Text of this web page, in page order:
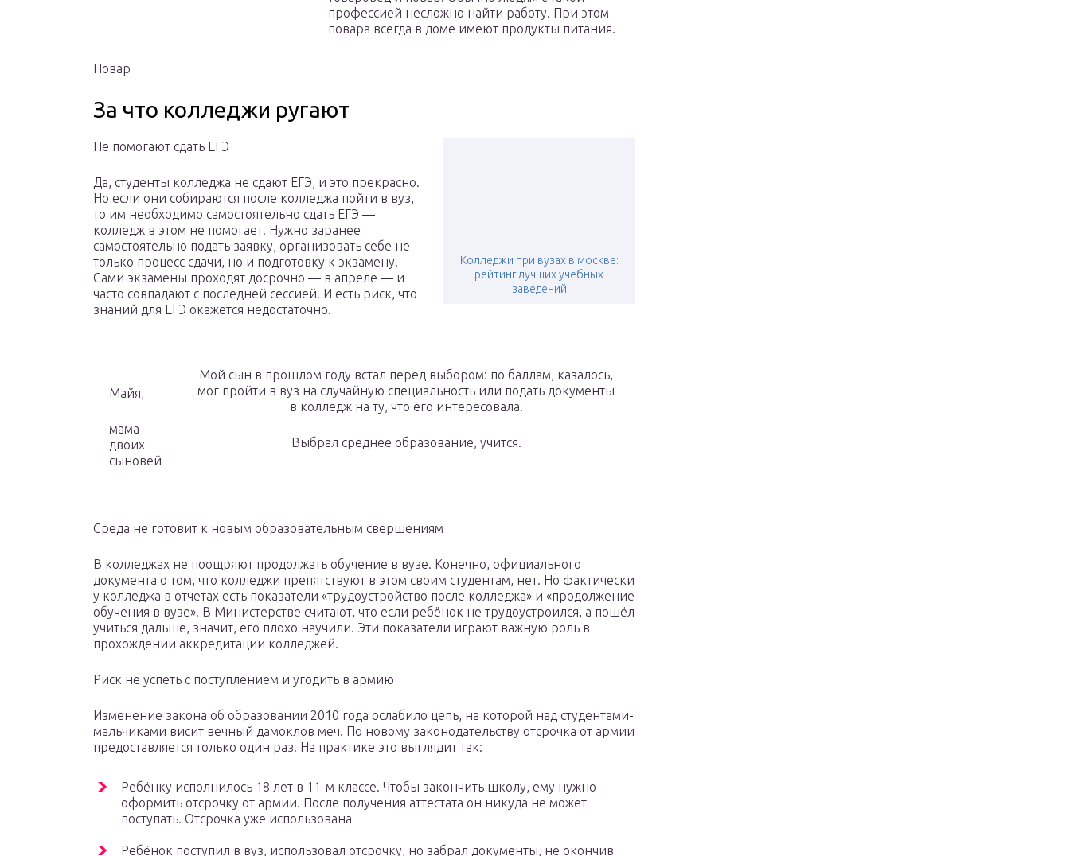
профессией несложно найти работу. При этом
повара всегда в доме имеют продукты питания.
Повар
За что колледжи ругают
Колледжи при вузах в москве:
рейтинг лучших учебных
заведений
Не помогают сдать ЕГЭ
Да, студенты колледжа не сдают ЕГЭ, и это прекрасно.
Но если они собираются после колледжа пойти в вуз,
то им необходимо самостоятельно сдать ЕГЭ —
колледж в этом не помогает. Нужно заранее
самостоятельно подать заявку, организовать себе не
только процесс сдачи, но и подготовку к экзамену.
Сами экзамены проходят досрочно — в апреле — и
часто совпадают с последней сессией. И есть риск, что
знаний для ЕГЭ окажется недостаточно.
Майя,
мама
двоих
сыновей
Мой сын в прошлом году встал перед выбором: по баллам, казалось,
мог пройти в вуз на случайную специальность или подать документы
в колледж на ту, что его интересовала.
Выбрал среднее образование, учится.
Среда не готовит к новым образовательным свершениям
В колледжах не поощряют продолжать обучение в вузе. Конечно, официального
документа о том, что колледжи препятствуют в этом своим студентам, нет. Но фактически
у колледжа в отчетах есть показатели «трудоустройство после колледжа» и «продолжение
обучения в вузе». В Министерстве считают, что если ребёнок не трудоустроился, а пошёл
учиться дальше, значит, его плохо научили. Эти показатели играют важную роль в
прохождении аккредитации колледжей.
Риск не успеть с поступлением и угодить в армию
Изменение закона об образовании 2010 года ослабило цепь, на которой над студентами-
мальчиками висит вечный дамоклов меч. По новому законодательству отсрочка от армии
предоставляется только один раз. На практике это выглядит так:
Ребёнку исполнилось 18 лет в 11-м классе. Чтобы закончить школу, ему нужно
оформить отсрочку от армии. После получения аттестата он никуда не может
поступать. Отсрочка уже использована
Ребёнок поступил в вуз, использовал отсрочку, но забрал документы, не окончив